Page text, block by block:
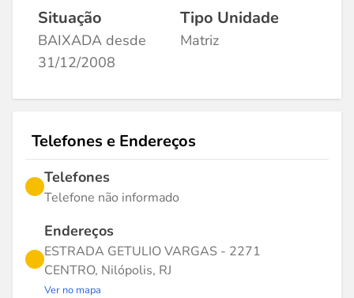
Situação
BAIXADA desde
31/12/2008
Tipo Unidade
Matriz
Telefones e Endereços
Telefones
Telefone não informado
Endereços
ESTRADA GETULIO VARGAS - 2271
CENTRO, Nilópolis, RJ
Ver no mapa